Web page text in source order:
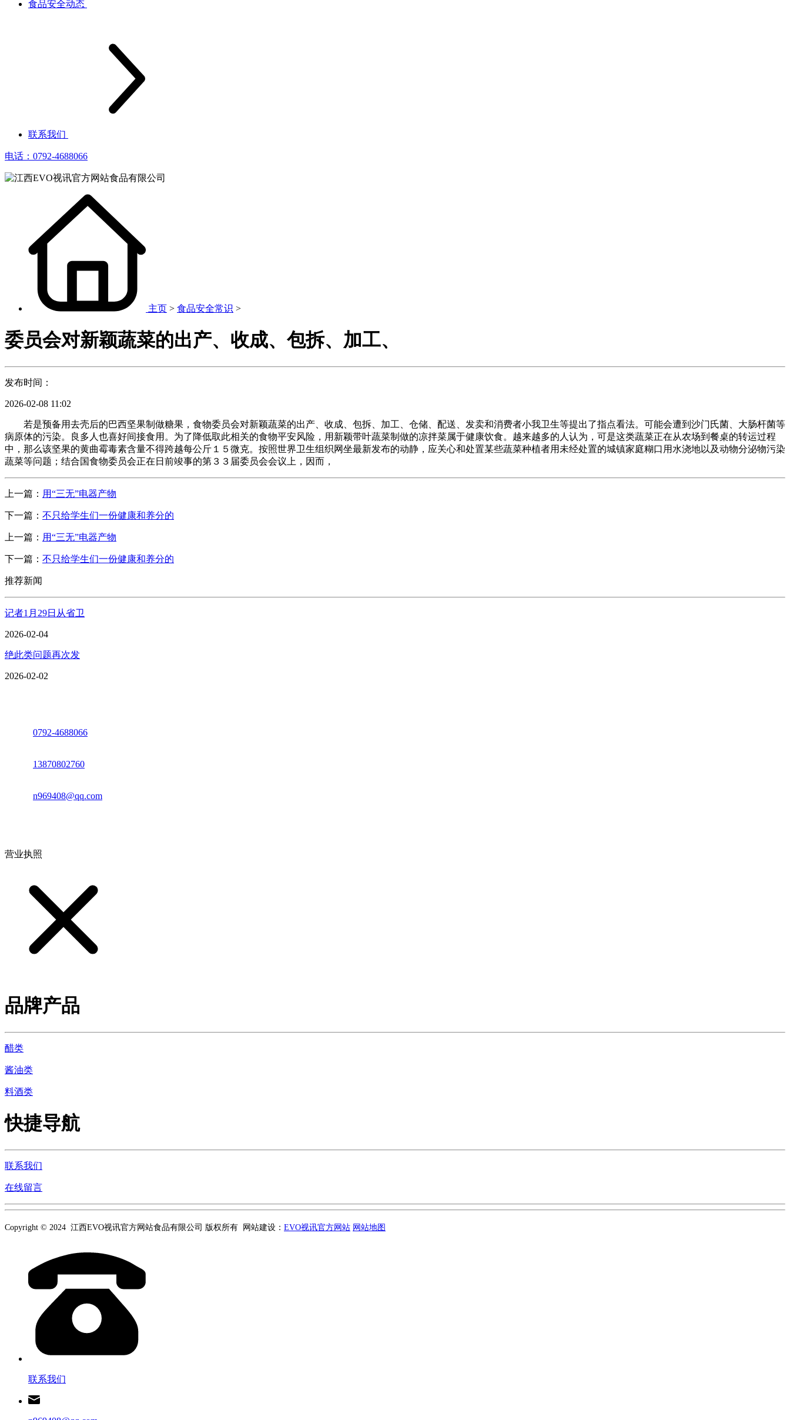
食品安全动态
联系我们
电话：0792-4688066
主页 > 食品安全常识 >
委员会对新颖蔬菜的出产、收成、包拆、加工、
发布时间：
2026-02-08 11:02
若是预备用去壳后的巴西坚果制做糖果，食物委员会对新颖蔬菜的出产、收成、包拆、加工、仓储、配送、发卖和消费者小我卫生等提出了指点看法。可能会遭到沙门氏菌、大肠杆菌等
病原体的污染。良多人也喜好间接食用。为了降低取此相关的食物平安风险，用新颖带叶蔬菜制做的凉拌菜属于健康饮食。越来越多的人认为，可是这类蔬菜正在从农场到餐桌的转运过程
中，那么该坚果的黄曲霉毒素含量不得跨越每公斤１５微克。按照世界卫生组织网坐最新发布的动静，应关心和处置某些蔬菜种植者用未经处置的城镇家庭糊口用水浇地以及动物分泌物污染
蔬菜等问题；结合国食物委员会正在日前竣事的第３３届委员会会议上，因而，
上一篇： 用“三无”电器产物
下一篇： 不只给学生们一份健康和养分的
上一篇： 用“三无”电器产物
下一篇： 不只给学生们一份健康和养分的
推荐新闻
记者1月29日从省卫
2026-02-04
绝此类问题再次发
2026-02-02
0792-4688066
13870802760
n969408@qq.com
营业执照
品牌产品
醋类
酱油类
料酒类
快捷导航
联系我们
在线留言
Copyright © 2024 江西EVO视讯官方网站食品有限公司 版权所有 网站建设： EVO视讯官方网站 网站地图
联系我们